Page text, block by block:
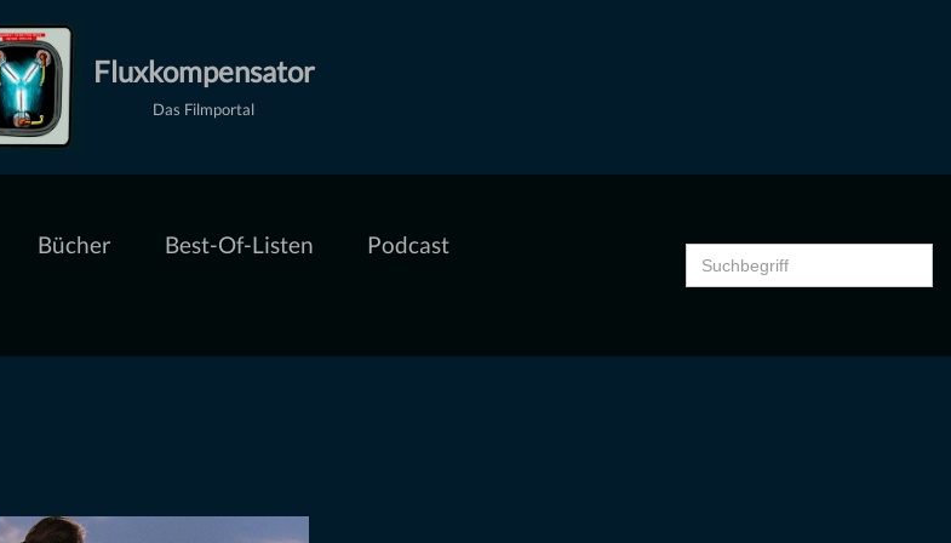
Fluxkompensator
Das Filmportal
Bücher Best-Of-Listen
Podcast
Search
for: